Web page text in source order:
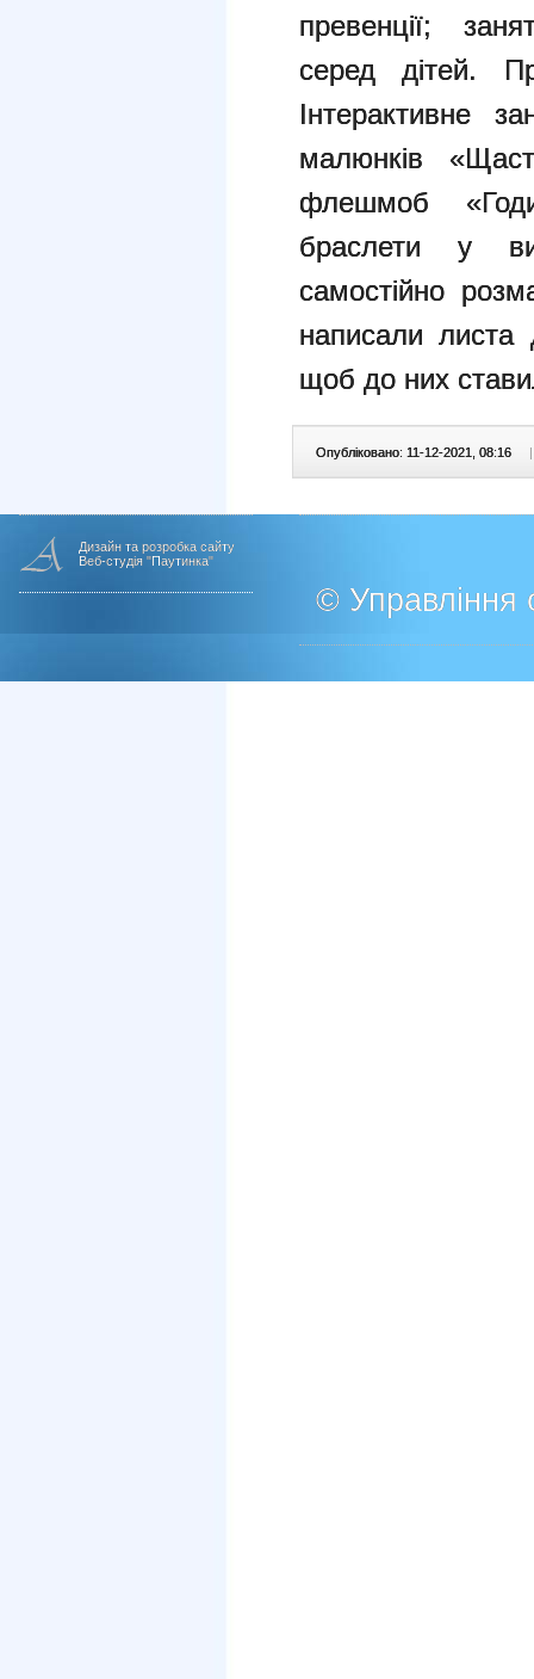
превенції;
серед дітей.
Інтерактивне
малюнків
флешмоб
браслети у
самостійно
написали листа
щоб до них
Опубліковано: 11-12-2021, 08:16 |
Дизайн та розробка сайту
Веб-студія "Паутинка"
© Управління